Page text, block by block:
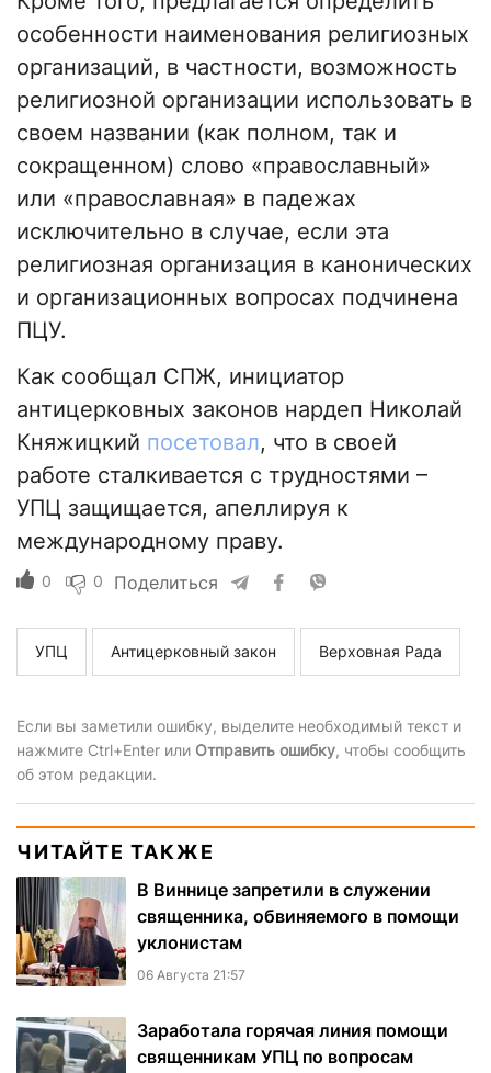
особенности наименования религиозных
организаций, в частности, возможность
религиозной организации использовать в
своем названии (как полном, так и
сокращенном) слово «православный»
или «православная» в падежах
исключительно в случае, если эта
религиозная организация в канонических
и организационных вопросах подчинена
ПЦУ.
Как сообщал СПЖ, инициатор
антицерковных законов нардеп Николай
Княжицкий посетовал, что в своей
работе сталкивается с трудностями –
УПЦ защищается, апеллируя к
международному праву.
0 0 Поделиться
УПЦ Антицерковный закон Верховная Рада
Если вы заметили ошибку, выделите необходимый текст и
нажмите Ctrl+Enter или Отправить ошибку, чтобы сообщить
об этом редакции.
ЧИТАЙТЕ ТАКЖЕ
В Виннице запретили в служении
священника, обвиняемого в помощи
уклонистам
06 Августа 21:57
Заработала горячая линия помощи
священникам УПЦ по вопросам